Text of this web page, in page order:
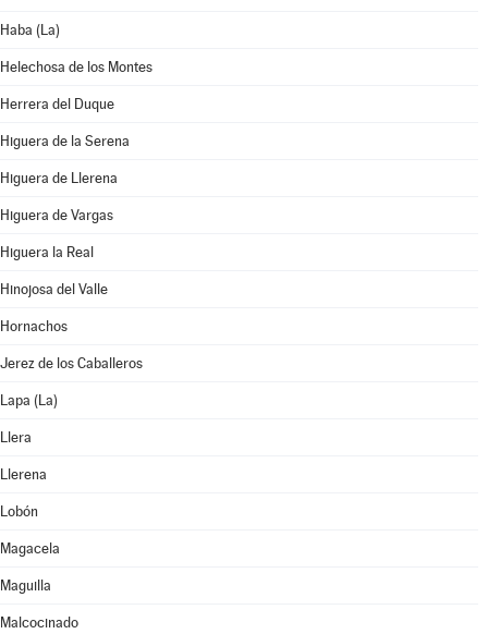
Haba (La)
Helechosa de los Montes
Herrera del Duque
Higuera de la Serena
Higuera de Llerena
Higuera de Vargas
Higuera la Real
Hinojosa del Valle
Hornachos
Jerez de los Caballeros
Lapa (La)
Llera
Llerena
Lobón
Magacela
Maguilla
Malcocinado